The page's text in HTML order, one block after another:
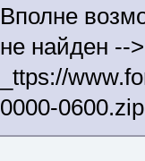
Вполне
не найден -->
_ttps://
0000-0600.zip